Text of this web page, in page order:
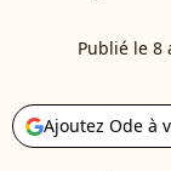
Publié le 8
Ajoutez Ode à